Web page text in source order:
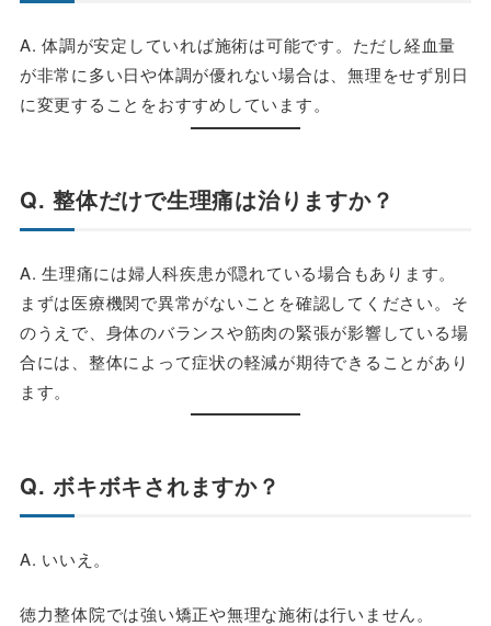
A. 体調が安定していれば施術は可能です。ただし経血量
が非常に多い日や体調が優れない場合は、無理をせず別日
に変更することをおすすめしています。
Q. 整体だけで生理痛は治りますか？
A. 生理痛には婦人科疾患が隠れている場合もあります。
まずは医療機関で異常がないことを確認してください。そ
のうえで、身体のバランスや筋肉の緊張が影響している場
合には、整体によって症状の軽減が期待できることがあり
ます。
Q. ボキボキされますか？
A. いいえ。
徳力整体院では強い矯正や無理な施術は行いません。